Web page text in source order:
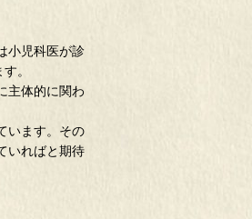
小児科医が診
。
主体的に関わ
います。その
いればと期待